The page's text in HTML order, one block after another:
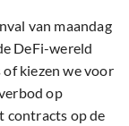
van maandag
DeFi-wereld
of kiezen we voor
op
contracts op de